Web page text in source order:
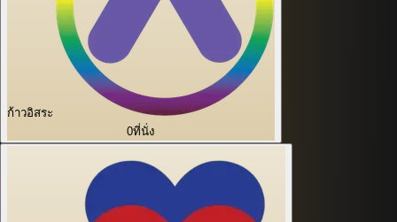
ก้าวอิสระ
0ที่นั่ง